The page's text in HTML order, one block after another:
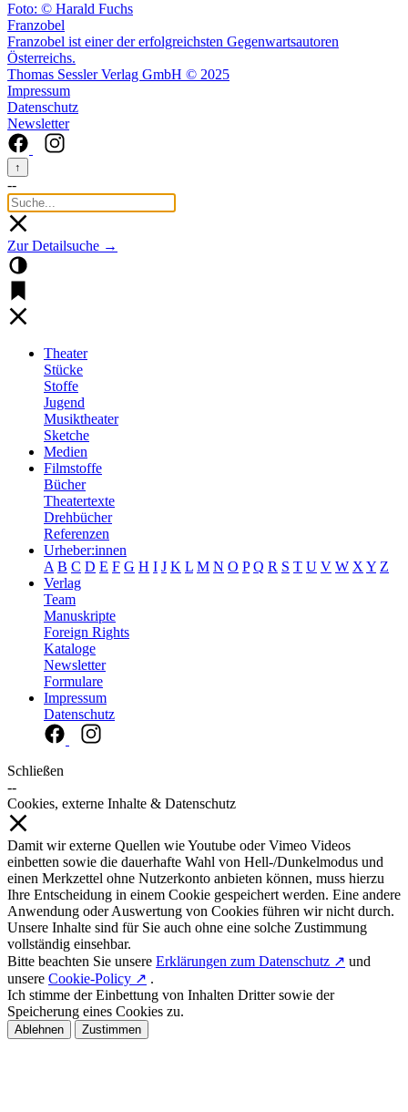
Foto: © Harald Fuchs
Franzobel
Franzobel ist einer der erfolgreichsten Gegenwartsautoren
Österreichs.
Thomas Sessler Verlag GmbH © 2025
Impressum
Datenschutz
Newsletter
↑
--
Zur Detailsuche →
Theater
Stücke
Stoffe
Jugend
Musiktheater
Sketche
Medien
Filmstoffe
Bücher
Theatertexte
Drehbücher
Referenzen
Urheber:innen
A B C D E F G H I J K L M N O P Q R S T U V W X Y Z
Verlag
Team
Manuskripte
Foreign Rights
Kataloge
Newsletter
Formulare
Impressum
Datenschutz
Schließen
--
Cookies, externe Inhalte & Datenschutz
Damit wir externe Quellen wie Youtube oder Vimeo Videos
einbetten sowie die dauerhafte Wahl von Hell-/Dunkelmodus und
einen Merkzettel ohne Nutzerkonto anbieten können, muss hierzu
Ihre Entscheidung in einem Cookie gespeichert werden. Eine andere
Anwendung oder Auswertung von Cookies führen wir nicht durch.
Unsere Inhalte sind für Sie auch ohne eine solche Zustimmung
vollständig einsehbar.
Bitte beachten Sie unsere Erklärungen zum Datenschutz ↗ und
unsere Cookie-Policy ↗ .
Ich stimme der Einbettung von Inhalten Dritter sowie der
Speicherung eines Cookies zu.
Ablehnen Zustimmen